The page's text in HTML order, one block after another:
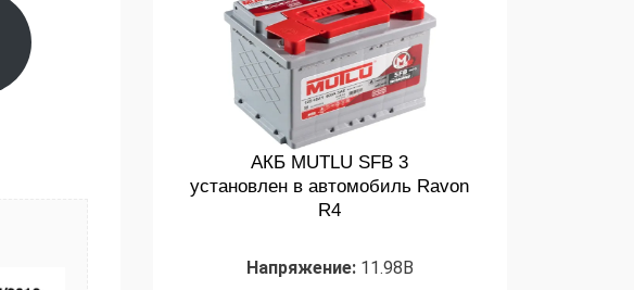
АКБ MUTLU SFB 3
установлен в автомобиль Ravon
R4
Напряжение:11.98В